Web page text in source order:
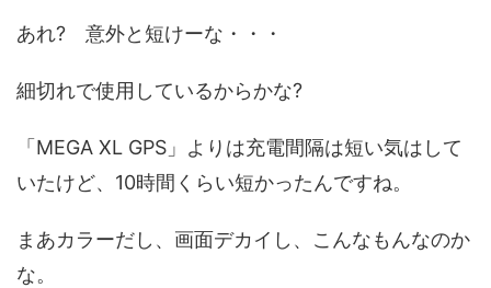
あれ? 意外と短けーな・・・
細切れで使用しているからかな?
「MEGA XL GPS」よりは充電間隔は短い気はして
いたけど、10時間くらい短かったんですね。
まあカラーだし、画面デカイし、こんなもんなのか
な。